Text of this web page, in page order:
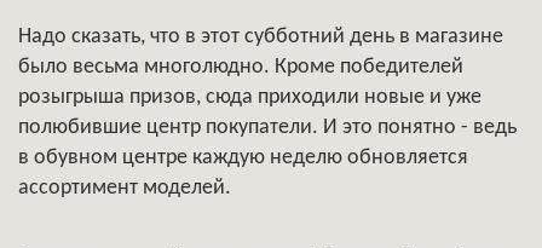
Надо сказать, что в этот субботний день в магазине
было весьма многолюдно. Кроме победителей
розыгрыша призов, сюда приходили новые и уже
полюбившие центр покупатели. И это понятно - ведь
в обувном центре каждую неделю обновляется
ассортимент моделей.